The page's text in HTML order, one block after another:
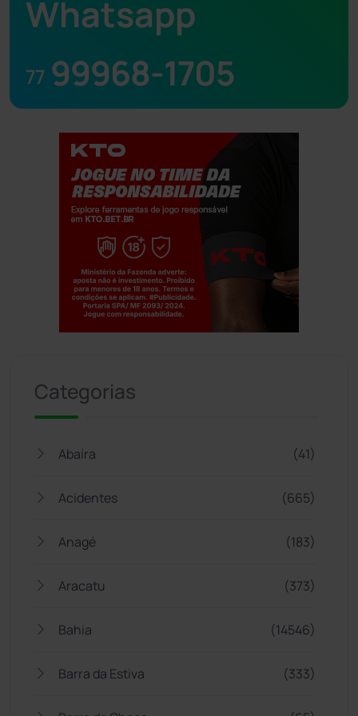
Whatsapp
77 99968-1705
Categorias
Abaíra (41)
Acidentes (665)
Anagé (183)
Aracatu (373)
Bahia (14546)
Barra da Estiva (333)